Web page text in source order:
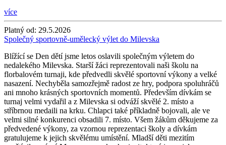
více
Platný od: 29.5.2026
Společný sportovně-umělecký výlet do Milevska
Blížící se Den dětí jsme letos oslavili společným výletem do
nedalekého Milevska. Starší žáci reprezentovali naši školu na
florbalovém turnaji, kde předvedli skvělé sportovní výkony a velké
nasazení. Nechyběla samozřejmě radost ze hry, podpora spoluhráčů
ani mnoho krásných sportovních momentů. Především dívkám se
turnaj velmi vydařil a z Milevska si odváží skvělé 2. místo a
stříbrnou medaili na krku. Chlapci také příkladně bojovali, ale ve
velmi silné konkurenci obsadili 7. místo. Všem žákům děkujeme za
předvedené výkony, za vzornou reprezentaci školy a dívkám
gratulujeme k jejich skvělému umístění. Mladší děti mezitím